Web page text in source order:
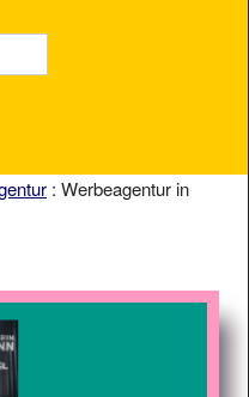
: Werbeagentur in